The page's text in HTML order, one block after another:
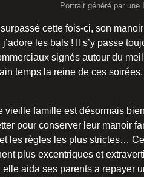
Portrait généré par une
cette fois-ci, son
les bals ! Il s’y passe
signés autour du
temps la reine de ces
vieille famille est désormais
pour conserver leur manoir
les règles les plus strictes…
plus excentriques et
aida ses parents a repayer